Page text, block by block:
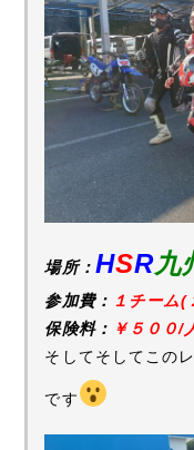
場所： HSR九
参加費： １チーム(
保険料： ￥５００/
そしてそしてこの
です